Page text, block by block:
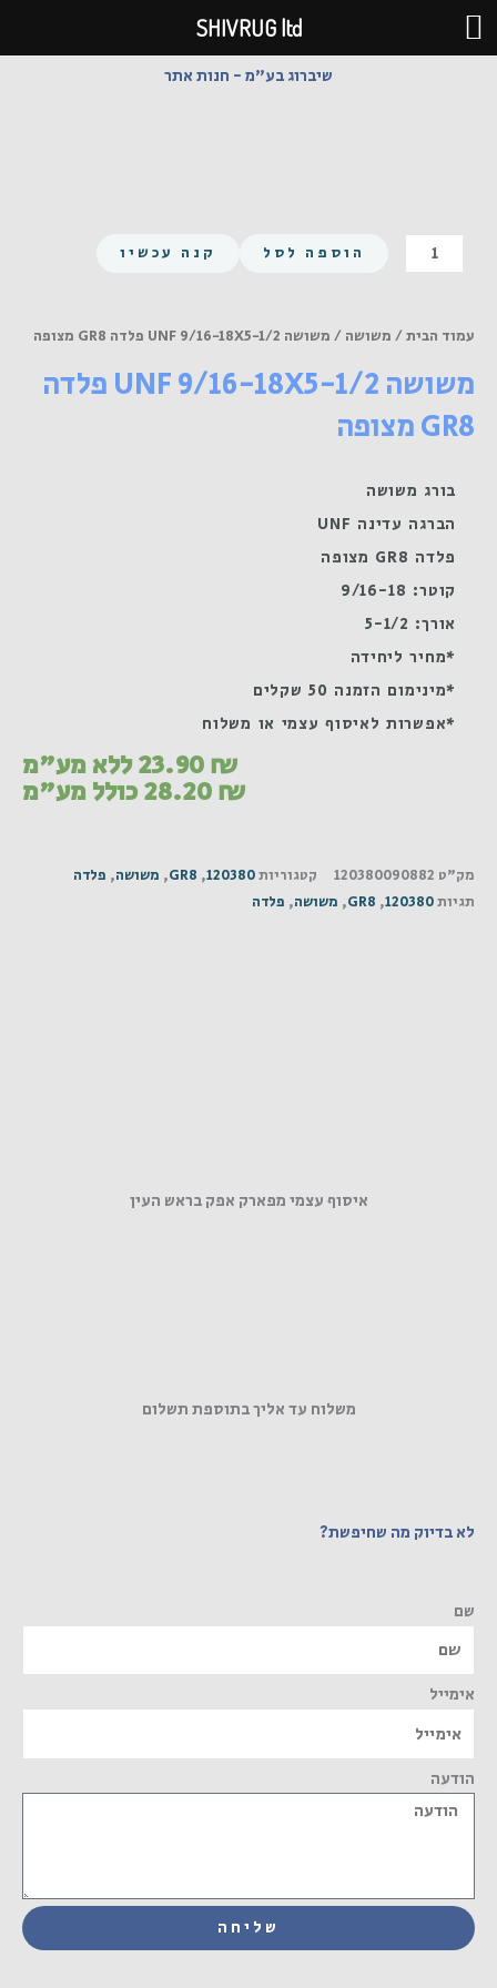
דילוג
לתוכן
שיברוג בע"מ - חנות אתר
כמות
של
18X5-
פלדה
מצופה
הוספה לסל קנה עכשיו
עמוד הבית/ משושה / משושה UNF 9/16-18X5-1/2 פלדה GR8 מצופה
משושה UNF 9/16-18X5-1/2 פלדה
GR8 מצופה
בורג משושה
הברגה עדינה UNF
פלדה GR8 מצופה
קוטר: 9/16-18
אורך: 5-1/2
*מחיר ליחידה
*מינימום הזמנה 50 שקלים
*אפשרות לאיסוף עצמי או משלוח
23.90₪ ללא מע"מ
28.20₪ כולל מע"מ
מק"ט 120380090882 קטגוריות120380
,
GR8
, משושה, פלדה
תגיות120380
,
GR8
, משושה, פלדה
איסוף עצמי מפארק אפק בראש העין
משלוח עד אליך בתוספת תשלום
לא בדיוק מה שחיפשת?
שם
אימייל
הודעה
שליחה
SHIVRUG ltd